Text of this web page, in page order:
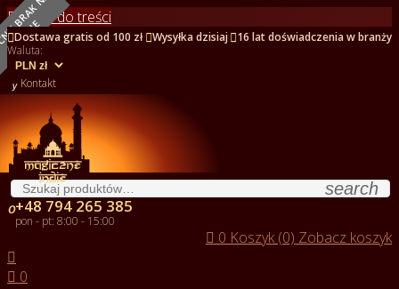
Przejdź do treści
Dostawa gratis od 100 zł Wysyłka dzisiaj 16 lat doświadczenia w branży
Waluta:
 Kontakt
search
+48 794 265 385
pon - pt: 8:00 - 15:00
 0 Koszyk (0) Zobacz koszyk

 0
E